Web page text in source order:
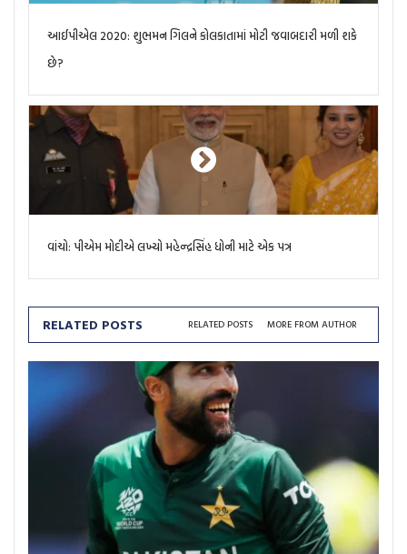
આઈપીએલ 2020: શુભમન ગિલને કોલકાતામાં મોટી જવાબદારી મળી શકે
છે?
વાંચો: પીએમ મોદીએ લખ્યો મહેન્દ્રસિંહ ધોની માટે એક પત્ર
RELATED POSTS RELATED POSTS MORE FROM AUTHOR